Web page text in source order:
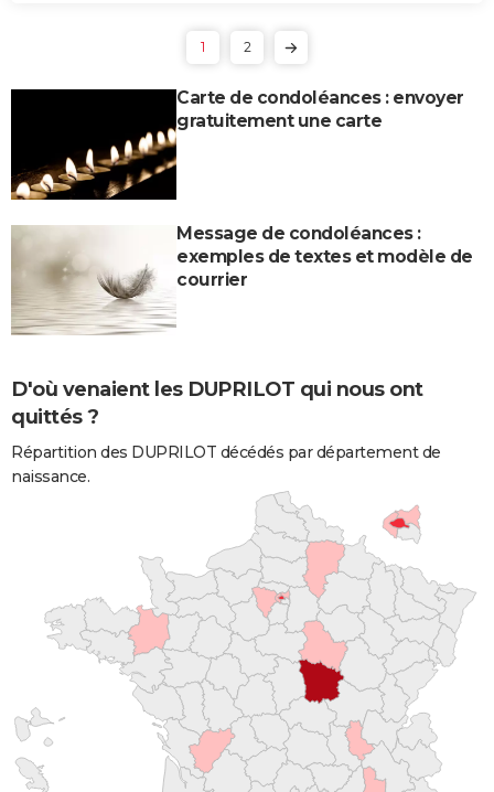
1 2
Carte de condoléances : envoyer
gratuitement une carte
Message de condoléances :
exemples de textes et modèle de
courrier
D'où venaient les DUPRILOT qui nous ont
quittés ?
Répartition des DUPRILOT décédés par département de
naissance.